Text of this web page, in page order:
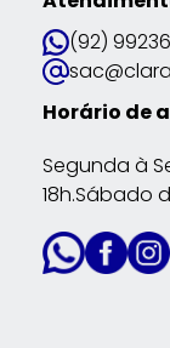
(92)
Horário de
Segunda à
18h.Sábado